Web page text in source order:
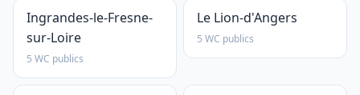
Ingrandes-le-Fresne-
sur-Loire
5 WC publics
Le Lion-d'Angers
5 WC publics